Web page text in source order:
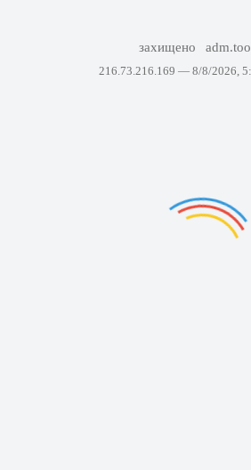
захищено
216.73.216.169 — 8/8/2026,